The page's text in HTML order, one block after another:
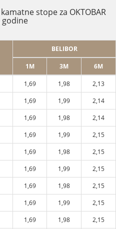
kamatne stope za OKTOBAR
godine
BELIBOR
1M 3M 6M
1,69 1,98
2,13
1,69 1,99
2,14
1,69 1,98
2,14
1,69 1,99
2,15
1,69 1,98
2,15
1,69 1,99
2,15
1,69 1,98
2,15
1,69 1,99
2,15
1,69 1,98
2,15